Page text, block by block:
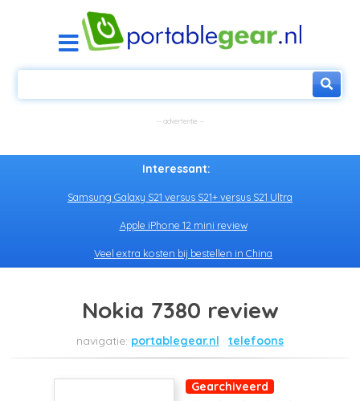
Interessant:
Samsung Galaxy S21 versus S21+ versus S21 Ultra
Apple iPhone 12 mini review
Veel extra kosten bij bestellen in China
Nokia 7380 review
portablegear.nl telefoons
Gearchiveerd